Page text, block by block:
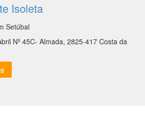
Isoleta
Setúbal
Nº 45C- Almada, 2825-417 Costa da